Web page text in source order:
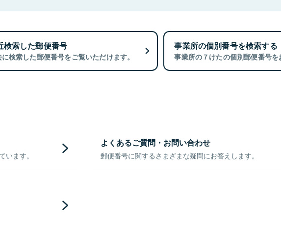
検索した郵便番号
検索した郵便番号をご覧いただけます。
事業所の個別番号を検索する
事業所の７けたの個別郵便番号を
ます。
よくあるご質問・お問い合わせ
郵便番号に関するさまざまな疑問にお答えします。